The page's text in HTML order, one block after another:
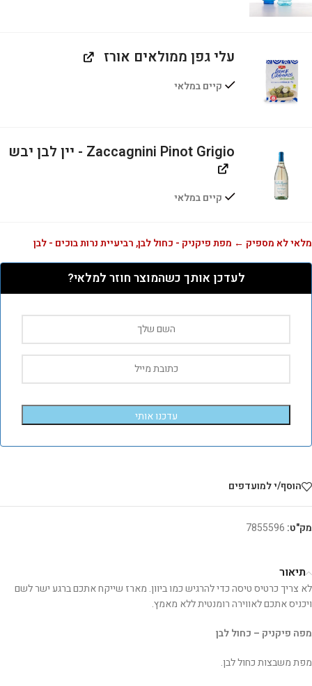
עלי גפן ממולאים אורז
קיים במלאי
Zaccagnini Pinot Grigio - יין לבן יבש
קיים במלאי
מלאי לא מספיק ← מפת פיקניק - כחול לבן, רביעיית נרות בוכים - לבן
לעדכן אותך כשהמוצר חוזר למלאי?
עדכנו אותי
הוסף/י למועדפים
מק"ט: 7855596
תיאור
לא צריך כרטיס טיסה כדי להרגיש כמו ביוון. מארז שייקח אתכם ברגע ישר לשם
ויכניס אתכם לאווירה רומנטית ללא מאמץ.
מפה פיקניק – כחול לבן
מפת משבצות כחול לבן.